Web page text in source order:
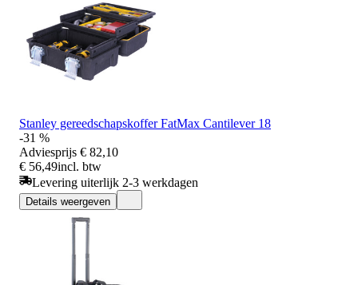
Stanley gereedschapskoffer FatMax Cantilever 18
-31 %
Adviesprijs € 82,10
€ 56,49incl. btw
Levering uiterlijk 2-3 werkdagen
Details weergeven